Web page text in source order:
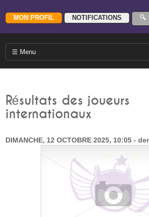
Résultats des joueurs
internationaux
DIMANCHE, 12 OCTOBRE 2025, 10:05 -